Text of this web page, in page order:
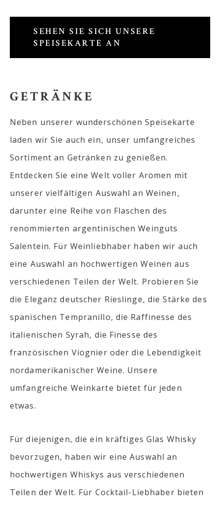
SEHEN SIE SICH UNSERE
SPEISEKARTE AN
GETRÄNKE
Neben unserer wunderschönen Speisekarte
laden wir Sie auch ein, unser umfangreiches
Sortiment an Getränken zu genießen.
Entdecken Sie eine Welt voller Aromen mit
unserer vielfältigen Auswahl an Weinen,
darunter eine Reihe von Flaschen des
renommierten argentinischen Weinguts
Salentein. Für Weinliebhaber haben wir auch
eine Auswahl an hochwertigen Weinen aus
verschiedenen Teilen der Welt. Probieren Sie
die Eleganz deutscher Rieslinge, die Stärke des
spanischen Tempranillo, die Raffinesse des
italienischen Syrah, die Finesse des
französischen Viognier oder die Lebendigkeit
nordamerikanischer Weine. Unsere
umfangreiche Weinkarte bietet für jeden
etwas.
Für diejenigen, die ein kräftiges Glas Whisky
bevorzugen, haben wir eine Auswahl an
hochwertigen Whiskys aus verschiedenen
Teilen der Welt. Für Cocktail-Liebhaber bieten